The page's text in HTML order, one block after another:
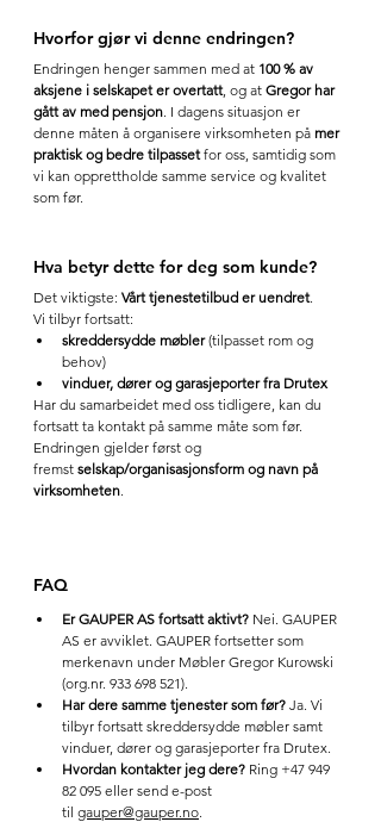
Hvorfor gjør vi denne endringen?
Endringen henger sammen med at 100 % av
aksjene i selskapet er overtatt, og at Gregor har
gått av med pensjon . I dagens situasjon er
denne måten å organisere virksomheten på mer
praktisk og bedre tilpasset for oss, samtidig som
vi kan opprettholde samme service og kvalitet
som før.
Hva betyr dette for deg som kunde?
Det viktigste: Vårt tjenestetilbud er uendret.
Vi tilbyr fortsatt:
skreddersydde møbler (tilpasset rom og
behov)
vinduer, dører og garasjeporter fra Drutex
Har du samarbeidet med oss tidligere, kan du
fortsatt ta kontakt på samme måte som før.
Endringen gjelder først og
fremst selskap/organisasjonsform og navn på
virksomheten
FAQ
Er GAUPER AS fortsatt aktivt? Nei. GAUPER
AS er avviklet. GAUPER fortsetter som
merkenavn under Møbler Gregor Kurowski
(org.nr. 933 698 521).
Har dere samme tjenester som før? Ja. Vi
tilbyr fortsatt skreddersydde møbler samt
vinduer, dører og garasjeporter fra Drutex.
Hvordan kontakter jeg dere? Ring +47 949
82 095 eller send e-post
til gauper@gauper.no